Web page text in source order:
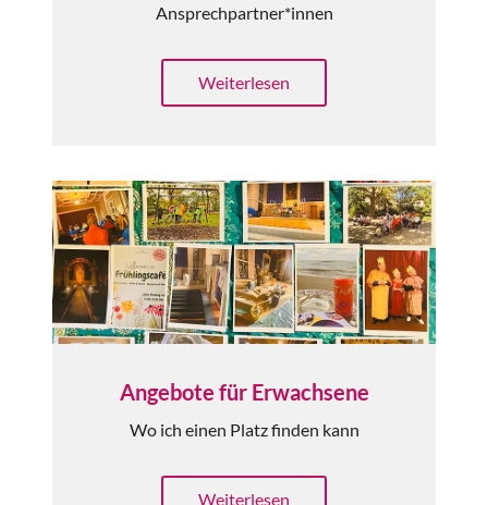
Ansprechpartner*innen
Weiterlesen
Angebote für Erwachsene
Wo ich einen Platz finden kann
Weiterlesen